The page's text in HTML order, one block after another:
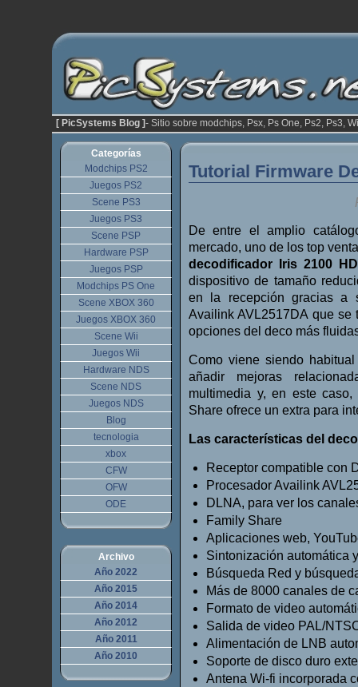
[ PicSystems Blog ]- Sitio sobre modchips, Psx, Ps One, Ps2, Ps3,
Tutorial Firmware
De entre el amplio
mercado, uno de los top
decodificador Iris 2100 HD
dispositivo de tamaño
en la recepción gracias a
Availink AVL2517DA que se
opciones del deco más
Como viene siendo
añadir mejoras
multimedia y, en este
Share ofrece un extra para
Las características del
Receptor compatible con
Procesador Availink
DLNA, para ver los
Family Share
Aplicaciones web,
Sintonización automática
Búsqueda Red y
Más de 8000 canales de
Formato de video
Salida de video PAL/
Alimentación de LNB
Soporte de disco duro
Antena Wi-fi incorporada
Categorías
Modchips PS2
Juegos PS2
Scene PS3
Juegos PS3
Scene PSP
Hardware PSP
Juegos PSP
Modchips PS One
Scene XBOX 360
Juegos XBOX 360
Scene Wii
Juegos Wii
Hardware NDS
Scene NDS
Juegos NDS
Blog
tecnologia
xbox
CFW
OFW
ODE
Archivo
Año 2022
Año 2015
Año 2014
Año 2012
Año 2011
Año 2010